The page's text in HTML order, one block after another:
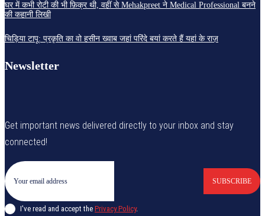
घर में कभी रोटी की भी फ़िक्र थी, वहीं से Mehakpreet ने Medical Professional बनने
की कहानी लिखी
चिड़िया टापू: प्रकृति का वो हसीन ख्वाब जहां परिंदे बयां करते हैं यहां के राज़
Newsletter
Get important news delivered directly to your inbox and stay
connected!
SUBSCRIBE
I've read and accept the Privacy Policy.